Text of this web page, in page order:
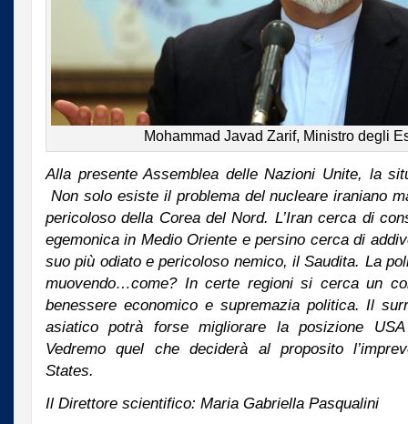
Mohammad Javad Zarif, Ministro degli
Alla presente Assemblea delle Nazioni Unite, la
Non solo esiste il problema del nucleare iraniano
pericoloso della Corea del Nord. L’Iran cerca di
egemonica in Medio Oriente e persino cerca di
suo più odiato e pericoloso nemico, il Saudita. La
muovendo…come? In certe regioni si cerca un
benessere economico e supremazia politica. Il
asiatico potrà forse migliorare la posizione USA
Vedremo quel che deciderà al proposito
States.
Il Direttore scientifico: Maria Gabriella Pasqualini